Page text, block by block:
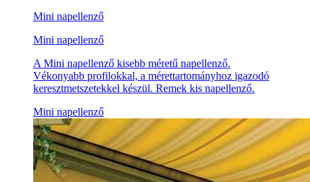
Mini napellenző
Mini napellenző
A Mini napellenző kisebb méretű napellenző.
Vékonyabb profilokkal, a mérettartományhoz igazodó
keresztmetszetekkel készül. Remek kis napellenző.
Mini napellenző